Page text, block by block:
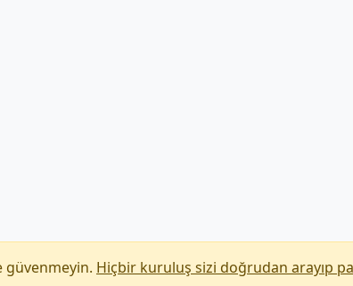
güvenmeyin. Hiçbir kuruluş sizi doğrudan arayıp